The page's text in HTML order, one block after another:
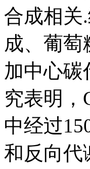
合成相关
成、葡
加中心碳
究表明，
中经过
和反向代